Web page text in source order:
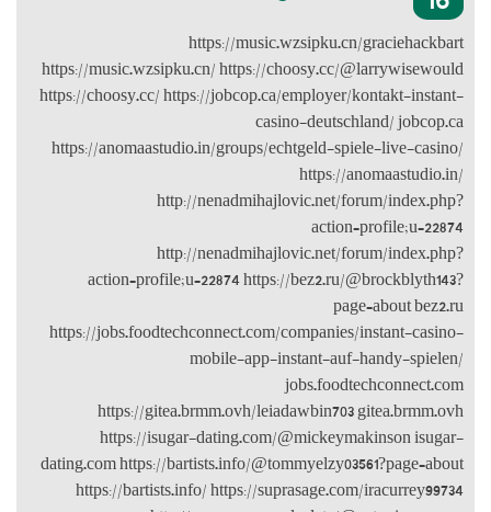
https://
https://
https://
https://
dating.com
https://